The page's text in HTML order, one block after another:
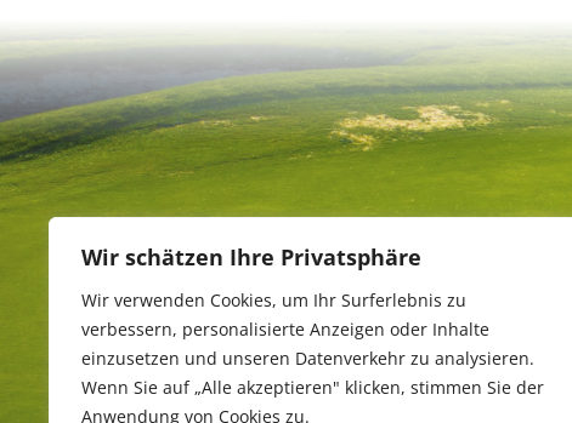
Wir schätzen Ihre Privatsphäre
Wir verwenden Cookies, um Ihr Surferlebnis zu
verbessern, personalisierte Anzeigen oder Inhalte
einzusetzen und unseren Datenverkehr zu analysieren.
Wenn Sie auf „Alle akzeptieren" klicken, stimmen Sie der
Anwendung von Cookies zu.